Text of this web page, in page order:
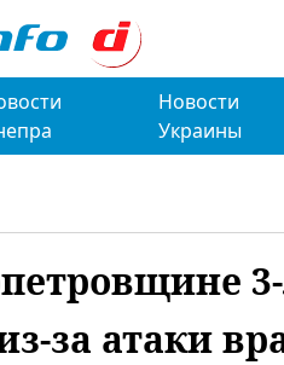
Новости
Украины
за атаки